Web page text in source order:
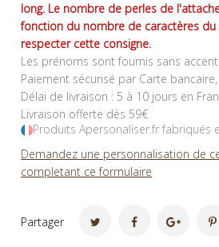
long. Le nombre de perles de
fonction du nombre de caractères
respecter cette consigne.
Les prénoms sont fournis sans
Paiement sécurisé par Carte bancaire,
Délai de livraison : 5 à 10 jours en
Livraison offerte dès 59€
Produits Apersonaliser.fr fabriqués
Demandez une personnalisation de
completant ce formulaire
Partager